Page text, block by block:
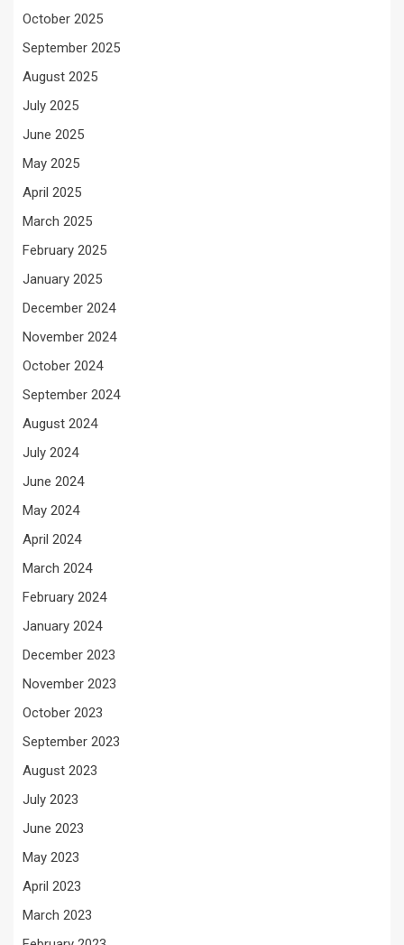
October 2025
September 2025
August 2025
July 2025
June 2025
May 2025
April 2025
March 2025
February 2025
January 2025
December 2024
November 2024
October 2024
September 2024
August 2024
July 2024
June 2024
May 2024
April 2024
March 2024
February 2024
January 2024
December 2023
November 2023
October 2023
September 2023
August 2023
July 2023
June 2023
May 2023
April 2023
March 2023